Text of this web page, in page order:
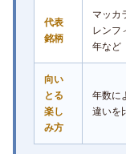
代表
銘柄
マッカ
レンフ
年など
向い
とる
楽し
み方
年数に
違いを